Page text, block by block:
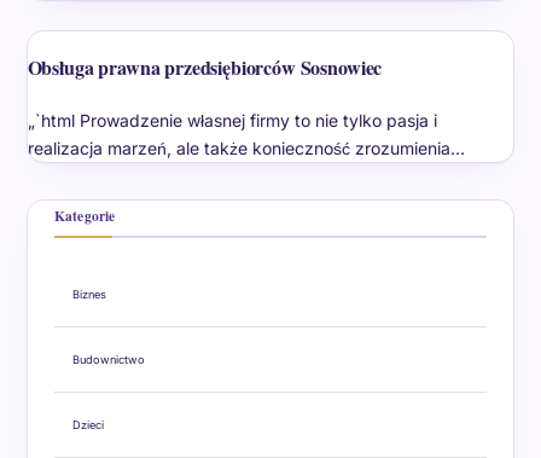
Obsługa prawna przedsiębiorców Sosnowiec
„`html Prowadzenie własnej firmy to nie tylko pasja i
realizacja marzeń, ale także konieczność zrozumienia…
Kategorie
Biznes
Budownictwo
Dzieci